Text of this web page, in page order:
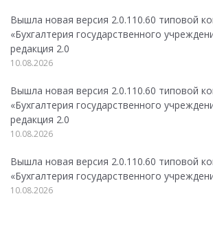
Вышла новая версия 2.0.110.60 типовой
«Бухгалтерия государственного
редакция 2.0
10.08.2026
Вышла новая версия 2.0.110.60 типовой
«Бухгалтерия государственного
редакция 2.0
10.08.2026
Вышла новая версия 2.0.110.60 типовой
«Бухгалтерия государственного
10.08.2026